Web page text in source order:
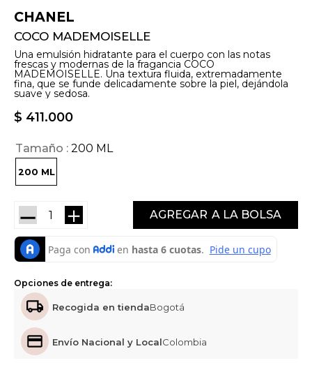
CHANEL
COCO MADEMOISELLE
Una emulsión hidratante para el cuerpo con las notas
frescas y modernas de la fragancia COCO
MADEMOISELLE. Una textura fluida, extremadamente
fina, que se funde delicadamente sobre la piel, dejándola
suave y sedosa.
$ 411.000
Tamaño 200 ML
200 ML
＋
－ AGREGAR
Opciones de entrega:
Recogida en tiendaBogotá
Envío Nacional y LocalColombia